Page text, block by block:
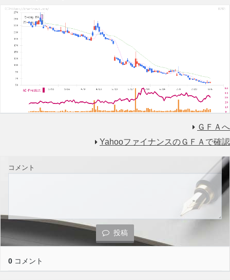
ＧＦＡへ
YahooファイナンスのＧＦＡで確認
コメント
投稿
0 コメント